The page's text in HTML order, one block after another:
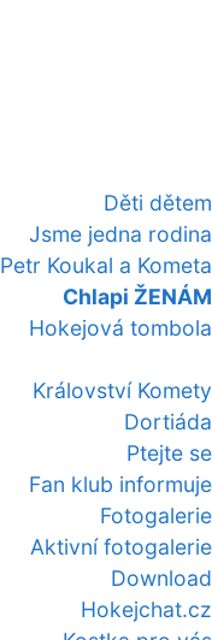
Děti dětem
Jsme jedna rodina
Petr Koukal a Kometa
Chlapi ŽENÁM
Hokejová tombola
Království Komety
Dortiáda
Ptejte se
Fan klub informuje
Fotogalerie
Aktivní fotogalerie
Download
Hokejchat.cz